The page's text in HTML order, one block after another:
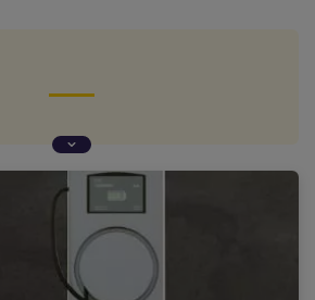
dans le Sud pour tous les
dans le Nord-ouest et